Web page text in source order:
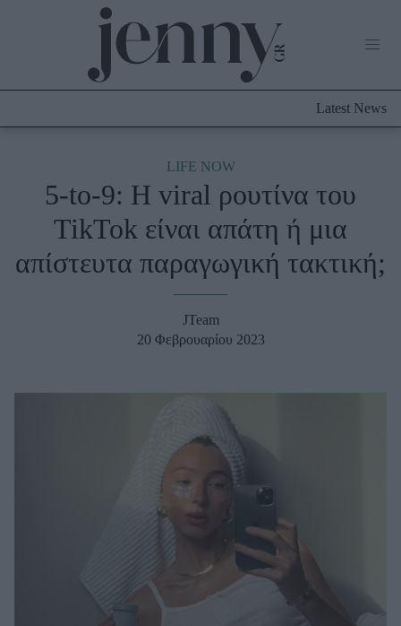
Culture
Fashion
Shopping
Styling Tips
Μαλλιά - Νύχια
Latest News
LIFE NOW
5-to-9: H viral ρουτίνα του
TikTok είναι απάτη ή μια
απίστευτα παραγωγική τακτική;
JTeam
20 Φεβρουαρίου 2023